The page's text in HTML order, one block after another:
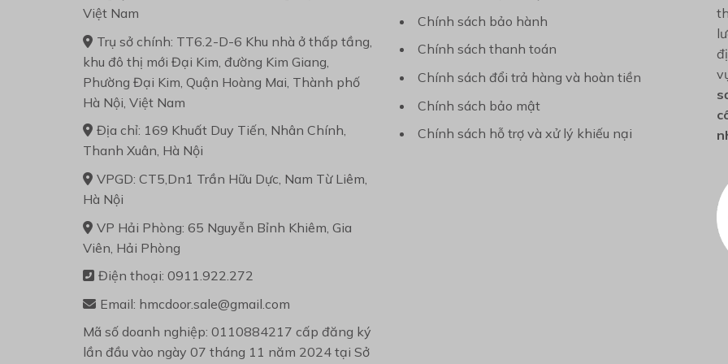
Việt Nam
Trụ sở chính: TT6.2-D-6 Khu nhà ở thấp tầng,
khu đô thị mới Đại Kim, đường Kim Giang,
Phường Đại Kim, Quận Hoàng Mai, Thành phố
Hà Nội, Việt Nam
Địa chỉ: 169 Khuất Duy Tiến, Nhân Chính,
Thanh Xuân, Hà Nội
VPGD: CT5,Dn1 Trần Hữu Dực, Nam Từ Liêm,
Hà Nội
VP Hải Phòng: 65 Nguyễn Bỉnh Khiêm, Gia
Viên, Hải Phòng
Điện thoại: 0911.922.272
Email: hmcdoor.sale@gmail.com
Mã số doanh nghiệp: 0110884217 cấp đăng ký
lần đầu vào ngày 07 tháng 11 năm 2024 tại Sở
Chính sách bảo hành
Chính sách thanh toán
Chính sách đổi trả hàng và hoàn tiền
Chính sách bảo mật
Chính sách hỗ trợ và xử lý khiếu nại